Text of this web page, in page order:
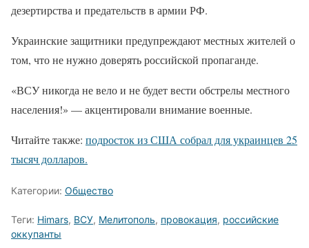
дезертирства и предательств в армии РФ.
Украинские защитники предупреждают местных жителей о
том, что не нужно доверять российской пропаганде.
«ВСУ никогда не вело и не будет вести обстрелы местного
населения!» — акцентировали внимание военные.
Читайте также: подросток из США собрал для украинцев 25
тысяч долларов.
Категории: Общество
Теги: Himars, ВСУ, Мелитополь, провокация, российские
оккупанты